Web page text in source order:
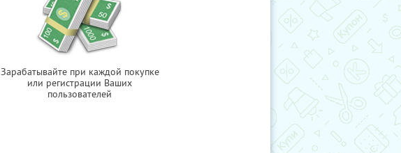
Зарабатывайте при каждой покупке
или регистрации Ваших
пользователей